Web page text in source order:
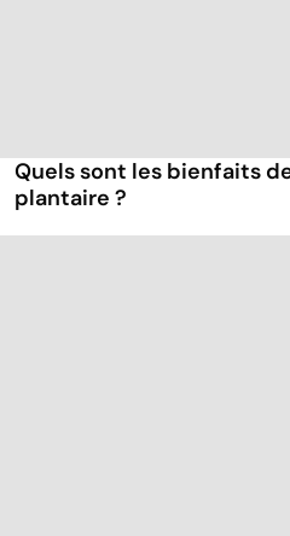
Quels sont les bienfaits
plantaire ?